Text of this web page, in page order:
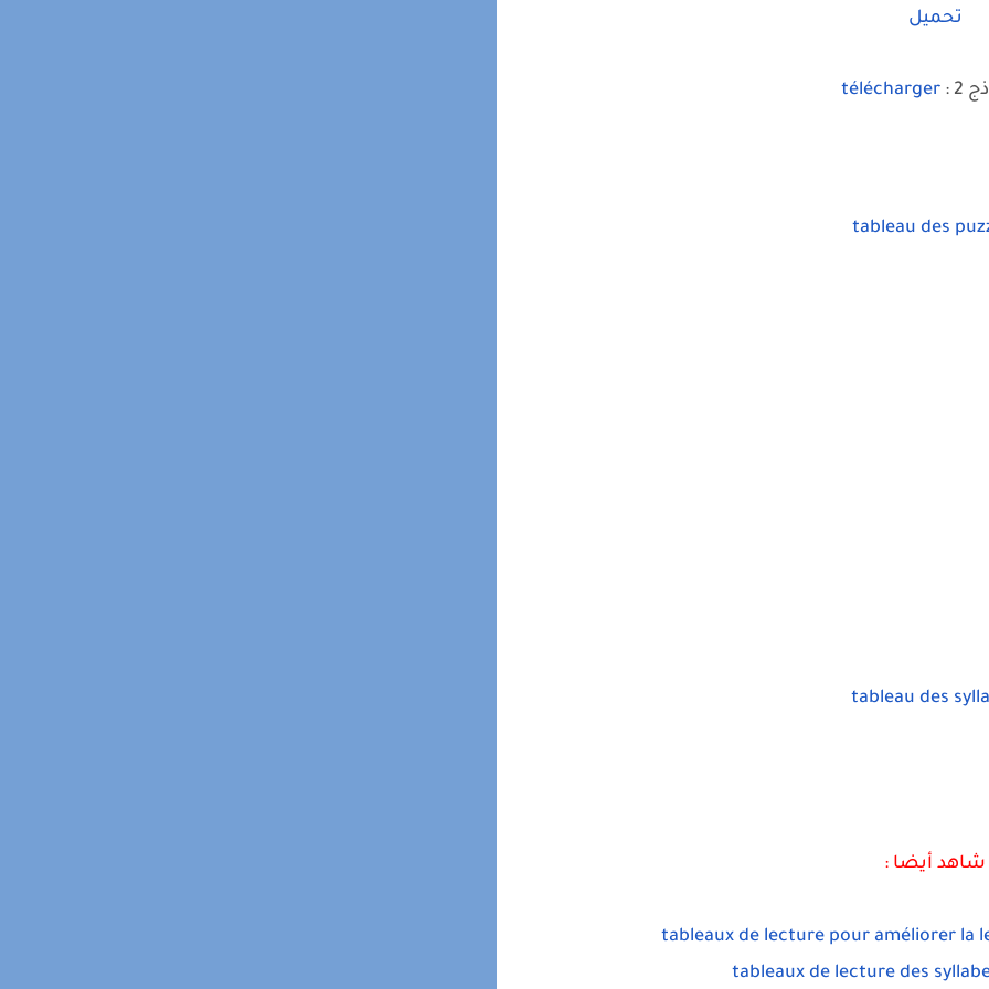
تحميل
2 :
télécharger
tableau des
tableau des
شاهد أيضا :
tableaux de lecture pour améliorer la
tableaux de lecture des